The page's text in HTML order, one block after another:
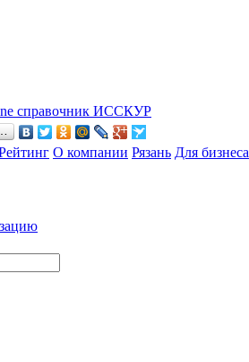
О компании Рязань Для бизнеса